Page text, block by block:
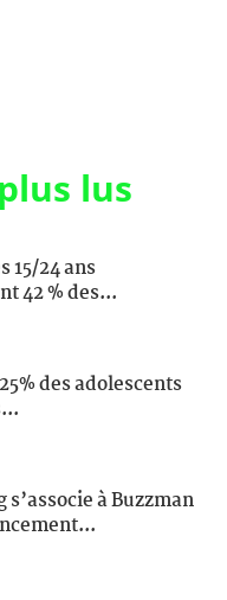
lus
15/24 ans
42 % des...
des adolescents
à Buzzman